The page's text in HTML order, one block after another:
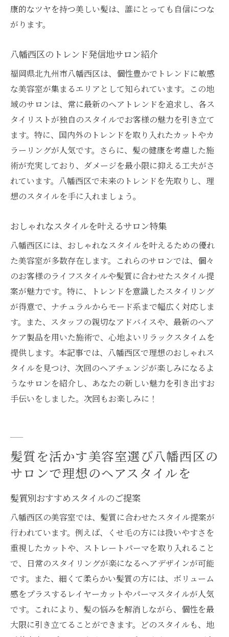
康的なツヤを持つ美しい髪は、誰にとっても自信につな
がります。
八幡西区のトレンド発信地サロン紹介
福岡県北九州市八幡西区は、個性豊かでトレンドに敏感
な美容室が集まるエリアとして知られています。この地
域のサロンは、常に最新のヘアトレンドを追求し、各ス
タイリストが独自のスタイルでお客様の魅力を引き立て
ます。特に、国内外のトレンドを取り入れたカットやカ
ラーリングが人気です。さらに、髪の健康を考慮した施
術が充実しており、ダメージを最小限に抑える工夫がさ
れています。八幡西区で未来のトレンドを先取りし、理
想のスタイルを手に入れましょう。
おしゃれなスタイルを叶えるサロン特集
八幡西区には、おしゃれなスタイルを叶えるための優れ
た美容室が多数存在します。これらのサロンでは、個々
のお客様のライフスタイルや髪質に合わせたスタイル提
案が魅力です。特に、トレンドを意識したスタイリング
が得意で、ナチュラルからモード系まで幅広く対応しま
す。また、スタッフの親切なアドバイスや、最新のヘア
ケア製品を用いた施術で、心地よいリラックスタイムを
提供します。本記事では、八幡西区で理想のおしゃれス
タイルを見つけ、次回のヘアチェンジが楽しみになるよ
うなサロンを紹介し、あなたの新しい魅力を引き出すお
手伝いをしました。次回もお楽しみに！
髪質を活かす美容室選び八幡西区の
サロンで理想のヘアスタイルを
髪質別おすすめスタイルのご提案
八幡西区の美容室では、髪質に合わせたスタイル提案が
行われています。例えば、くせ毛の方には扱いやすさを
重視したカットや、ストレートパーマを取り入れること
で、日常のスタイリングが楽になるヘアデザインが可能
です。また、細くて柔らかい髪質の方には、ボリューム
感をプラスするレイヤーカットやパーマスタイルが人気
です。これにより、髪の悩みを解消しながら、個性を最
大限に引き立てることができます。どのスタイルも、地